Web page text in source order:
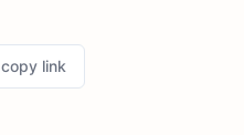
copy link